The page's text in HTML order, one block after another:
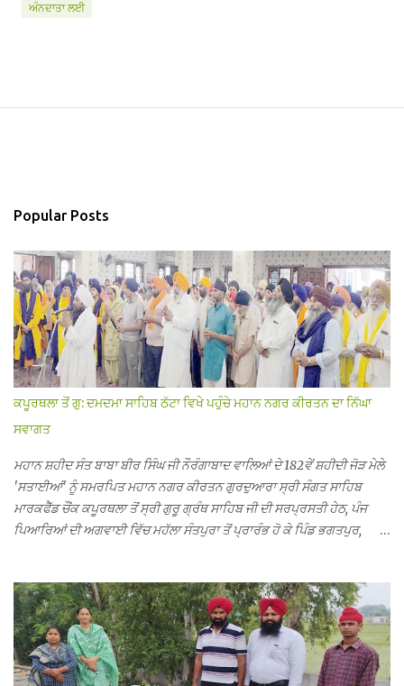
ਅੰਨਦਾਤਾ ਲਈ
Popular Posts
ਕਪੂਰਥਲਾ ਤੋਂ ਗੁ: ਦਮਦਮਾ ਸਾਹਿਬ ਠੱਟਾ ਵਿਖੇ ਪਹੁੰਚੇ ਮਹਾਨ ਨਗਰ ਕੀਰਤਨ ਦਾ ਨਿੱਘਾ
ਸਵਾਗਤ
ਮਹਾਨ ਸ਼ਹੀਦ ਸੰਤ ਬਾਬਾ ਬੀਰ ਸਿੰਘ ਜੀ ਨੌਰੰਗਾਬਾਦ ਵਾਲਿਆਂ ਦੇ 182ਵੇਂ ਸ਼ਹੀਦੀ ਜੋੜ ਮੇਲੇ
'ਸਤਾਈਆਂ' ਨੂੰ ਸਮਰਪਿਤ ਮਹਾਨ ਨਗਰ ਕੀਰਤਨ ਗੁਰਦੁਆਰਾ ਸ੍ਰੀ ਸੰਗਤ ਸਾਹਿਬ
ਮਾਰਕਫੈੱਡ ਚੌਂਕ ਕਪੂਰਥਲਾ ਤੋਂ ਸ੍ਰੀ ਗੁਰੂ ਗ੍ਰੰਥ ਸਾਹਿਬ ਜੀ ਦੀ ਸਰਪ੍ਰਸਤੀ ਹੇਠ, ਪੰਜ
ਪਿਆਰਿਆਂ ਦੀ ਅਗਵਾਈ ਵਿੱਚ ਮਹੱਲਾ ਸੰਤਪੁਰਾ ਤੋਂ ਪ੍ਰਾਰੰਭ ਹੋ ਕੇ ਪਿੰਡ ਭਗਤਪੁਰ,
ਸ੍ਰੀ ਦਮਦਮਾ ਸਾਹਿਬ ਠੱਟਾ ਵਿਖੇ ਪਹੁੰਚਿਆ। ਨਗਰ ਕੀਰਤਨ ਦੇ ਗੁਰਦੁਆਰਾ ਸ੍ਰੀ
ਦਮਦਮਾ ਸਾਹਿਬ ਠੱਟਾ ਵਿਖੇ ਪਹੁੰਚਣ ’ਤੇ ਮੁੱਖ ਸੇਵਾਦਾਰ ਸੰਤ ਬਾਬਾ ਹਰਜੀਤ ਸਿੰਘ ਤੇ
ਇਲਾਕੇ ਦੀਆਂ ਸੰਗਤਾਂ ਵੱਲੋਂ ਜੈਕਾਰਿਆਂ ਦੀ ਗੂੰਜ ਵਿਚ ਨਿੱਘਾ ਸਵਾਗਤ ਕੀਤਾ ਗਿਆ।
ਗੁਰਦੁਆਰਾ ਸ੍ਰੀ ਦਮਦਮਾ ਸਾਹਿਬ ਠੱਟਾ ਵਿਖੇ ਨਗਰ ਕੀਰਤਨ ਦੇ ਸਮਾਪਤੀ ਦੀ ਅਰਦਾਸ
ਹੋਈ। ਇਸ ਮੌਕੇ ਪੰਜ ਪਿਆਰੇ ਸਾਹਿਬਾਨ ਤੇ ਨਗਰ ਕੀਰਤਨ ਦੇ ਪ੍ਰਬੰਧਕਾਂ ਦਾ ਗੁਰਦੁਆਰਾ